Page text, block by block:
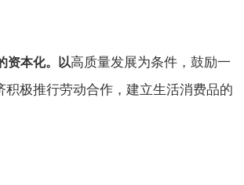
资本化。以高质量发展为条件，鼓励一
积极推行劳动合作，建立生活消费品的